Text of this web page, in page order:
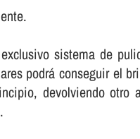
sistema de
podrá conseguir el
devolviendo otro